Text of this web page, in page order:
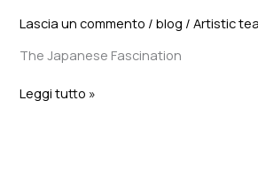
Lascia un commento /blog /Artistic
The Japanese Fascination
Leggi tutto »